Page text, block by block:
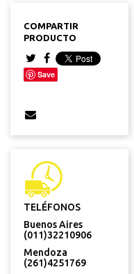
COMPARTIR
PRODUCTO
Save
TELÉFONOS
Buenos Aires
(011)32210906
Mendoza
(261)4251769